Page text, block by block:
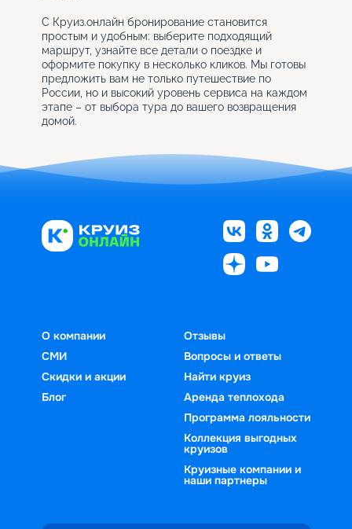
С Круиз.онлайн бронирование становится
простым и удобным: выберите подходящий
маршрут, узнайте все детали о поездке и
оформите покупку в несколько кликов. Мы готовы
предложить вам не только путешествие по
России, но и высокий уровень сервиса на каждом
этапе – от выбора тура до вашего возвращения
домой.
О компании
СМИ
Скидки и акции
Блог
Отзывы
Вопросы и ответы
Найти круиз
Аренда теплохода
Программа лояльности
Коллекция выгодных
круизов
Круизные компании и
наши партнеры